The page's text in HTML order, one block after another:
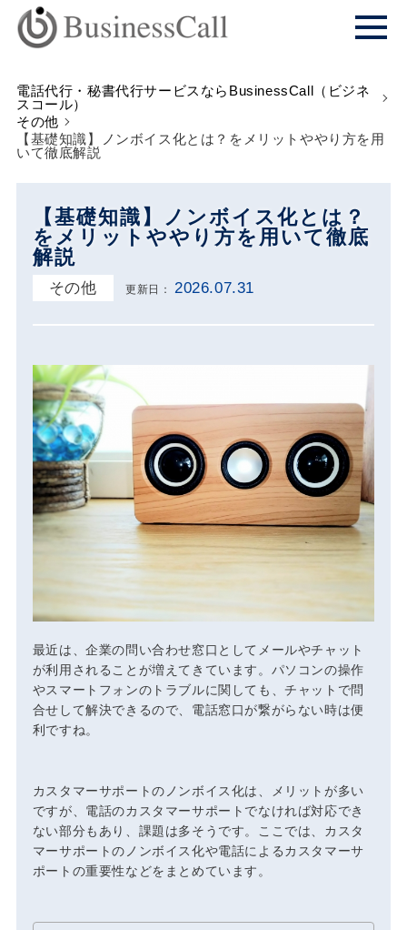
電話代行・秘書代行サービスならBusinessCall（ビジネ
スコール）
その他
【基礎知識】ノンボイス化とは？をメリットややり方を用
いて徹底解説
【基礎知識】ノンボイス化とは？
をメリットややり方を用いて徹底
解説
その他 更新日： 2026.07.31
最近は、企業の問い合わせ窓口としてメールやチャット
が利用されることが増えてきています。パソコンの操作
やスマートフォンのトラブルに関しても、チャットで問
合せして解決できるので、電話窓口が繋がらない時は便
利ですね。
カスタマーサポートのノンボイス化は、メリットが多い
ですが、電話のカスタマーサポートでなければ対応でき
ない部分もあり、課題は多そうです。ここでは、カスタ
マーサポートのノンボイス化や電話によるカスタマーサ
ポートの重要性などをまとめています。